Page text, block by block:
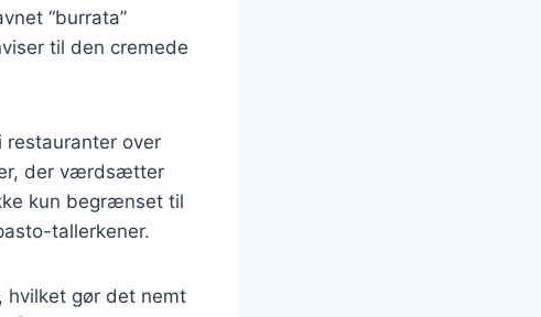
“burrata”
til den cremede
restauranter over
der værdsætter
kun begrænset til
tallerkener.
hvilket gør det nemt